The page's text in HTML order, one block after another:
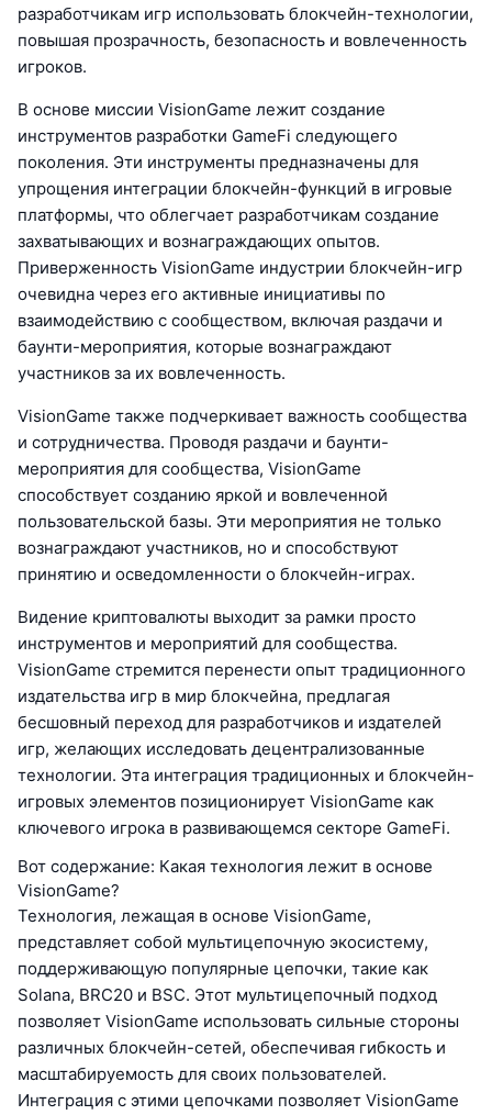
разработчикам игр использовать блокчейн-технологии,
повышая прозрачность, безопасность и вовлеченность
игроков.
В основе миссии VisionGame лежит создание
инструментов разработки GameFi следующего
поколения. Эти инструменты предназначены для
упрощения интеграции блокчейн-функций в игровые
платформы, что облегчает разработчикам создание
захватывающих и вознаграждающих опытов.
Приверженность VisionGame индустрии блокчейн-игр
очевидна через его активные инициативы по
взаимодействию с сообществом, включая раздачи и
баунти-мероприятия, которые вознаграждают
участников за их вовлеченность.
VisionGame также подчеркивает важность сообщества
и сотрудничества. Проводя раздачи и баунти-
мероприятия для сообщества, VisionGame
способствует созданию яркой и вовлеченной
пользовательской базы. Эти мероприятия не только
вознаграждают участников, но и способствуют
принятию и осведомленности о блокчейн-играх.
Видение криптовалюты выходит за рамки просто
инструментов и мероприятий для сообщества.
VisionGame стремится перенести опыт традиционного
издательства игр в мир блокчейна, предлагая
бесшовный переход для разработчиков и издателей
игр, желающих исследовать децентрализованные
технологии. Эта интеграция традиционных и блокчейн-
игровых элементов позиционирует VisionGame как
ключевого игрока в развивающемся секторе GameFi.
Вот содержание: Какая технология лежит в основе
VisionGame?
Технология, лежащая в основе VisionGame,
представляет собой мультицепочную экосистему,
поддерживающую популярные цепочки, такие как
Solana, BRC20 и BSC. Этот мультицепочный подход
позволяет VisionGame использовать сильные стороны
различных блокчейн-сетей, обеспечивая гибкость и
масштабируемость для своих пользователей.
Интеграция с этими цепочками позволяет VisionGame